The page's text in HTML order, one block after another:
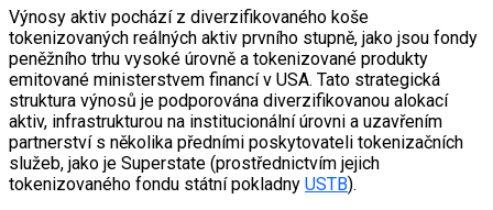
Výnosy aktiv pochází z diverzifikovaného koše
tokenizovaných reálných aktiv prvního stupně, jako jsou fondy
peněžního trhu vysoké úrovně a tokenizované produkty
emitované ministerstvem financí v USA. Tato strategická
struktura výnosů je podporována diverzifikovanou alokací
aktiv, infrastrukturou na institucionální úrovni a uzavřením
partnerství s několika předními poskytovateli tokenizačních
služeb, jako je Superstate (prostřednictvím jejich
tokenizovaného fondu státní pokladny USTB).